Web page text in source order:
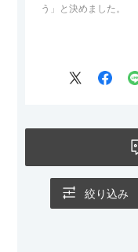
う」と決めました。
サイズは2.5人掛けで
グとのバランスもぴ
ないのもお気に入り
の後ろ側を通ること
ても美しく、空間の
絞り込み